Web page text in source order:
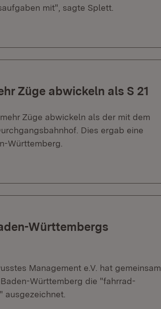
mit", sagte Splett.
Züge abwickeln als S 21
Züge abwickeln als der mit dem
Dies ergab eine
Württemberg.
Württembergs
Management e.V. hat gemeinsam
Württemberg die "fahrrad-